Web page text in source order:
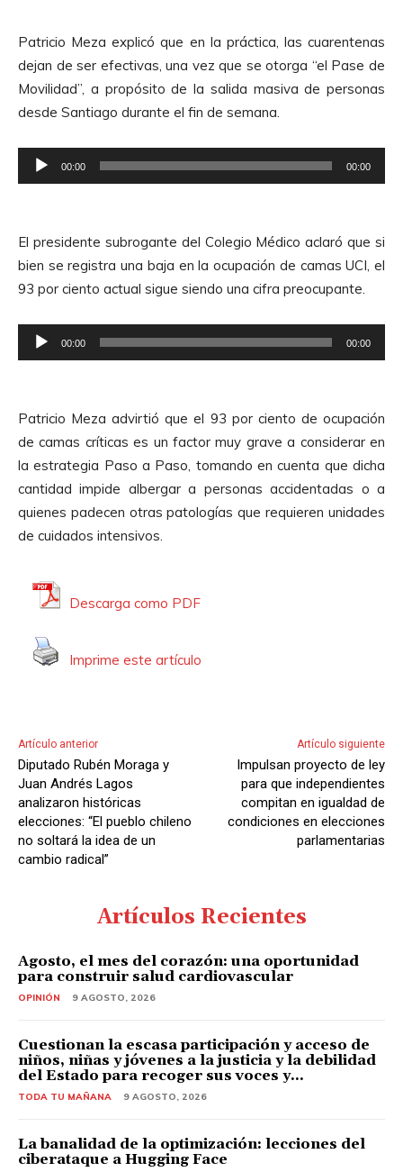
o
d
u
c
t
e
A
u
Patricio Meza explicó que en la práctica, las cuarentenas
dejan de ser efectivas, una vez que se otorga “el Pase de
Movilidad”, a propósito de la salida masiva de personas
desde Santiago durante el fin de semana.
e
o
d
u
c
d
e
A
u
d
i
00:00 00:00
El presidente subrogante del Colegio Médico aclaró que si
bien se registra una baja en la ocupación de camas UCI, el
93 por ciento actual sigue siendo una cifra preocupante.
e
o
d
u
c
t
o
00:00 00:00
Patricio Meza advirtió que el 93 por ciento de ocupación
de camas críticas es un factor muy grave a considerar en
la estrategia Paso a Paso, tomando en cuenta que dicha
cantidad impide albergar a personas accidentadas o a
quienes padecen otras patologías que requieren unidades
de cuidados intensivos.
Descarga como PDF
Imprime este artículo
Artículo anterior
Diputado Rubén Moraga y
Juan Andrés Lagos
analizaron históricas
elecciones: “El pueblo chileno
no soltará la idea de un
cambio radical”
Artículo siguiente
Impulsan proyecto de ley
para que independientes
compitan en igualdad de
condiciones en elecciones
parlamentarias
Artículos Recientes
Agosto, el mes del corazón: una oportunidad
para construir salud cardiovascular
OPINIÓN 9 AGOSTO, 2026
Cuestionan la escasa participación y acceso de
niños, niñas y jóvenes a la justicia y la debilidad
del Estado para recoger sus voces y...
TODA TU MAÑANA 9 AGOSTO, 2026
La banalidad de la optimización: lecciones del
ciberataque a Hugging Face